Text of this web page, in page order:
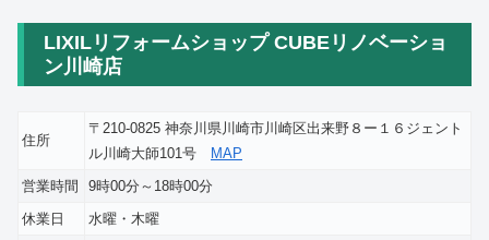
LIXILリフォームショップ CUBEリノベーショ
ン川崎店
住所
〒210-0825 神奈川県川崎市川崎区出来野８ー１６ジェント
ル川崎大師101号
MAP
営業時間
9時00分～18時00分
休業日
水曜・木曜